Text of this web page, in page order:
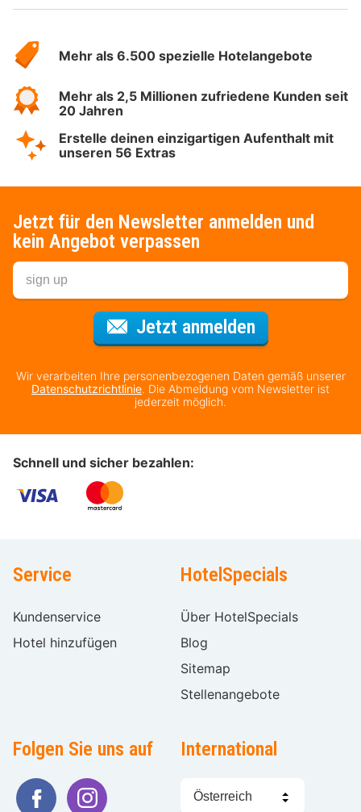
Hotelspecials
Mehr als 6.500 spezielle Hotelangebote
Mehr als 2,5 Millionen zufriedene Kunden seit
20 Jahren
Erstelle deinen einzigartigen Aufenthalt mit
unseren 56 Extras
Jetzt für den Newsletter anmelden und
kein Angebot verpassen
Jetzt anmeldenFür den
Wir verarbeiten Ihre personenbezogenen Daten gemäß unserer
Datenschutzrichtlinie. Die Abmeldung vom Newsletter ist
jederzeit möglich.
Schnell und sicher bezahlen:
Service
Kundenservice
Hotel hinzufügen
HotelSpecials
Über HotelSpecials
Blog
Sitemap
Stellenangebote
Folgen Sie uns auf International
Sprache
wählen